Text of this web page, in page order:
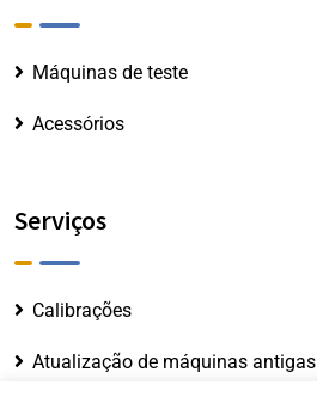
Máquinas de teste
Acessórios
Serviços
Calibrações
Atualização de máquinas antigas